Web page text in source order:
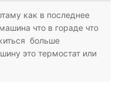
как в последнее
что в гораде что
больше
это термостат или